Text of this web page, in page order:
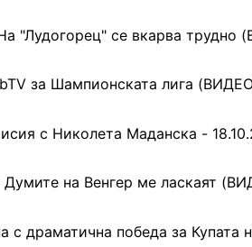
"Лудогорец" се вкарва трудно
за Шампионската лига
с Николета Маданска -
на Венгер ме ласкаят
с драматична победа за Купата